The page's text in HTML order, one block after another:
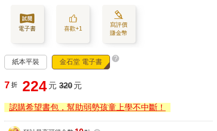
電子書 喜歡+1
寫評價
賺金幣
紙本平裝 金石堂 電子書 ?
7 折 224 元 320 元
認購希望書包，幫助弱勢孩童上學不中斷！